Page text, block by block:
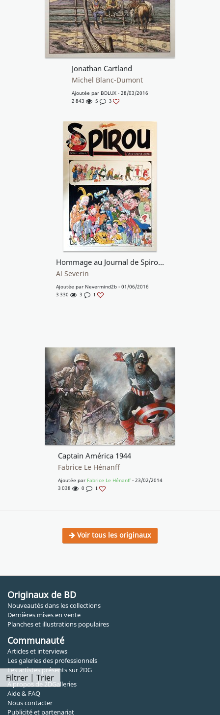
Filtrer | Trier
Jonathan Cartland
Michel Blanc-Dumont
Ajoutée par BDLUX - 28/03/2016
2 843
5 3
Hommage au Journal de Spirou - faux couverture du 21 avril 2038
Al Severin
Ajoutée par Nevermind2b - 01/06/2016
3 330
3 1
Captain América 1944
Fabrice Le Hénanff
Ajoutée par Fabrice Le Hénanff- 23/02/2014
3 038
0 1
Voir tous les originaux
Originaux de BD
Nouveautés dans les collections
Dernières mises en vente
Planches et illustrations populaires
Communauté
Articles et interviews
Les galeries des professionnels
Les artistes présents sur 2DG
A propos de 2DGalleries
Aide & FAQ
Nous contacter
Publicité et partenariat